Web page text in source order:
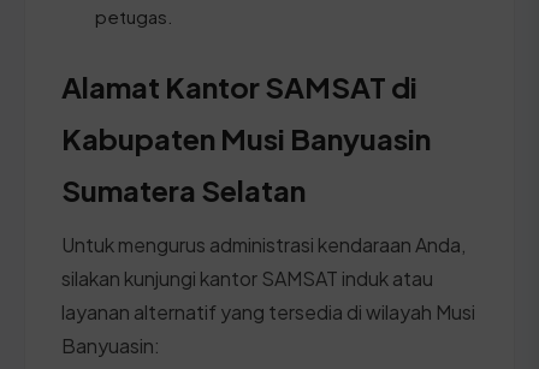
petugas.
Alamat Kantor SAMSAT di
Kabupaten Musi Banyuasin
Sumatera Selatan
Untuk mengurus administrasi kendaraan Anda,
silakan kunjungi kantor SAMSAT induk atau
layanan alternatif yang tersedia di wilayah Musi
Banyuasin: